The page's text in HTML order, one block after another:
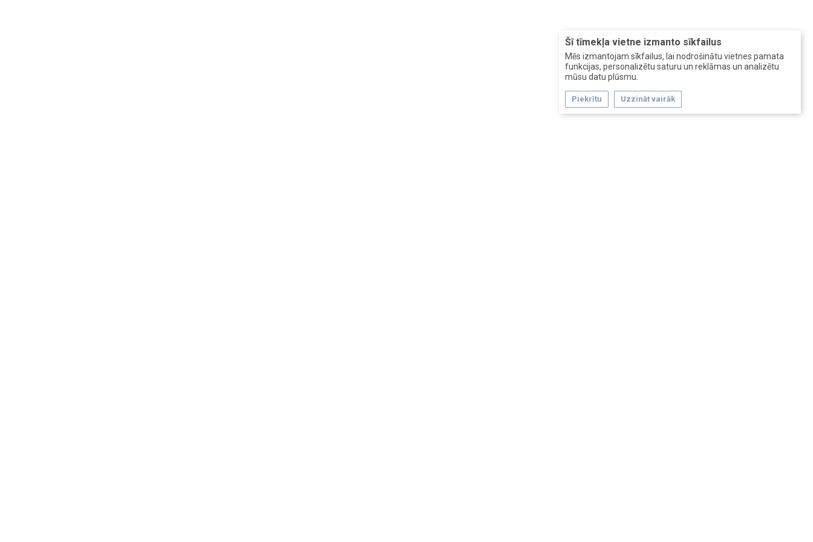
Šī tīmekļa vietne izmanto sīkfailus
Mēs izmantojam sīkfailus, lai nodrošinātu vietnes pamata
funkcijas, personalizētu saturu un reklāmas un analizētu
mūsu datu plūsmu.
Piekrītu Uzzināt vairāk